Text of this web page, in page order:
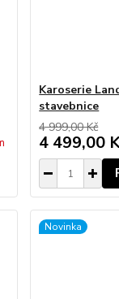
Karoserie
stavebnice
4 999,00 Kč
4 499,00
Novinka